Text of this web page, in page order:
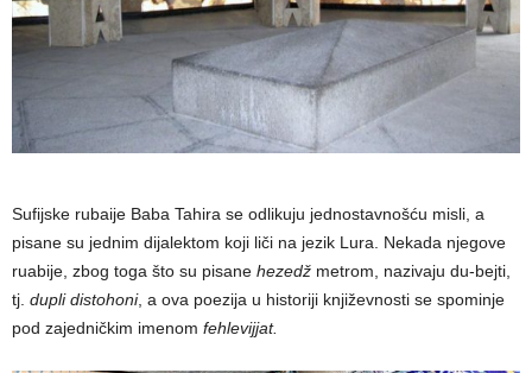
Sufijske rubaije Baba Tahira se odlikuju jednostavnošću misli, a
pisane su jednim dijalektom koji liči na jezik Lura. Nekada njegove
ruabije, zbog toga što su pisane hezedž metrom, nazivaju du-bejti,
tj. dupli distohoni, a ova poezija u historiji književnosti se spominje
pod zajedničkim imenom fehlevijjat.